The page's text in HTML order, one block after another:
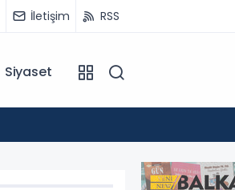
İletişim RSS
Siyaset